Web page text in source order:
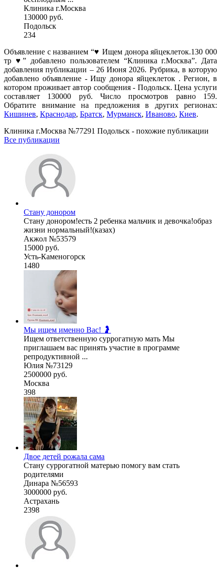
Клиника г.Москва
130000 руб.
Подольск
234
Объявление с названием “♥️ Ищем донора яйцеклеток.130 000
тр ♥️” добавлено пользователем “Клиника г.Москва”. Дата
добавления публикации – 26 Июня 2026. Рубрика, в которую
добавлено объявление - Ищу донора яйцеклеток . Регион, в
котором проживает автор сообщения - Подольск. Цена услуги
составляет 130000 руб. Число просмотров равно 159.
Обратите внимание на предложения в других регионах:
Кишинев, Краснодар, Братск, Мурманск, Иваново, Киев.
Клиника г.Москва №77291 Подольск - похожие публикации
Все публикации
Стану донором
Стану донором!есть 2 ребенка мальчик и девочка!образ
жизни нормальный!(казах)
Акжол №53579
15000 руб.
Усть-Каменогорск
1480
Мы ищем именно Вас! 🤰
Ищем ответственную суррогатную мать Мы
приглашаем вас принять участие в программе
репродуктивной ...
Юлия №73129
2500000 руб.
Москва
398
Двое детей рожала сама
Стану суррогатной матерью помогу вам стать
родителями
Динара №56593
3000000 руб.
Астрахань
2398